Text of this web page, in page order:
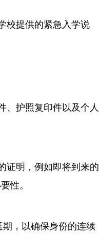
校提供的紧急入学说
、护照复印件以及个人
证明，例如即将到来的
性。
，以确保身份的连续